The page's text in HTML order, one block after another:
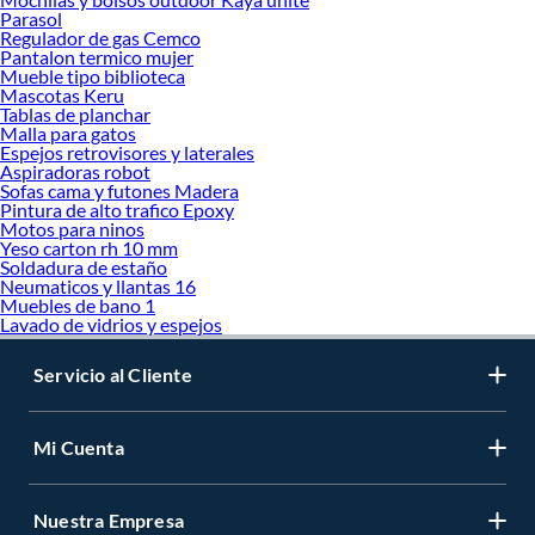
Parasol
Regulador de gas Cemco
Pantalon termico mujer
Mueble tipo biblioteca
Mascotas Keru
Tablas de planchar
Malla para gatos
Espejos retrovisores y laterales
Aspiradoras robot
Sofas cama y futones Madera
Pintura de alto trafico Epoxy
Motos para ninos
Yeso carton rh 10 mm
Soldadura de estaño
Neumaticos y llantas 16
Muebles de bano 1
Lavado de vidrios y espejos
Servicio al Cliente
Mi Cuenta
Nuestra Empresa